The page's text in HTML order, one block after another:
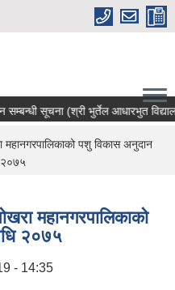
सूचना (श्री भुर्तेल आधारभुत विद्यालय)
पशु विकास अनुदान
२०७५
महानगरपालिकाको
२०७५
- 14:35